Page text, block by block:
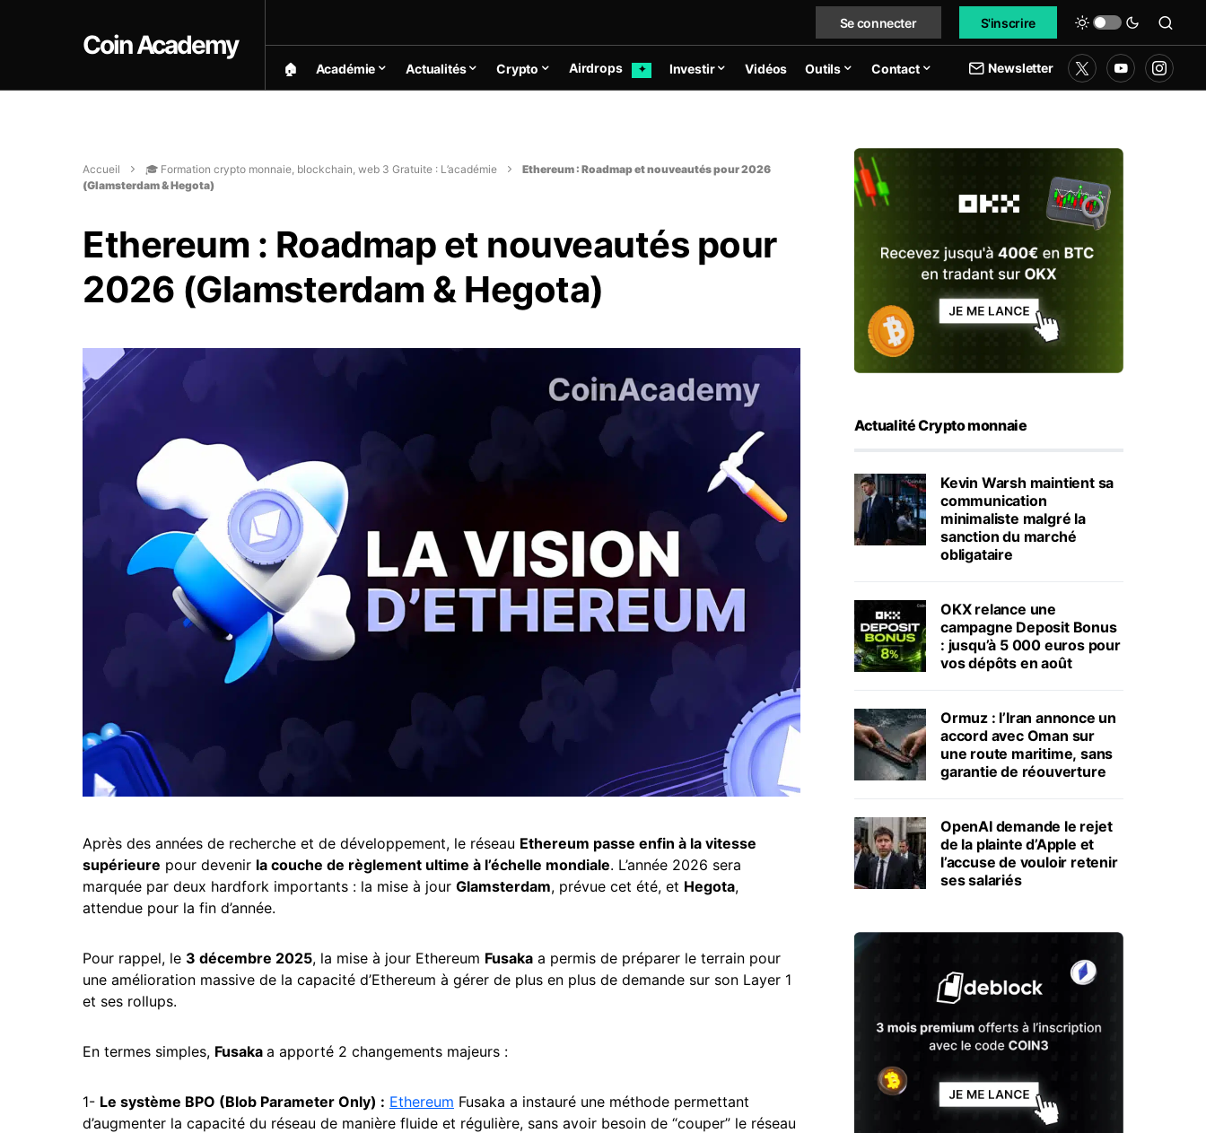
Coin Academy
Se connecter S'inscrire
🏠︎ Académie Actualités Crypto Airdrops ✦ Investir Vidéos Outils Contact Newsletter
Accueil 🎓 Formation crypto monnaie, blockchain, web 3 Gratuite : L’académie
Ethereum : Roadmap et nouveautés pour 2026
(Glamsterdam & Hegota)
Ethereum : Roadmap et nouveautés pour
2026 (Glamsterdam & Hegota)
Après des années de recherche et de développement, le réseau Ethereum passe enfin à la vitesse
supérieure pour devenir la couche de règlement ultime à l’échelle mondiale. L’année 2026 sera
marquée par deux hardfork importants : la mise à jour Glamsterdam, prévue cet été, et Hegota,
attendue pour la fin d’année.
Pour rappel, le 3 décembre 2025, la mise à jour Ethereum Fusaka a permis de préparer le terrain pour
une amélioration massive de la capacité d’Ethereum à gérer de plus en plus de demande sur son Layer 1
et ses rollups.
En termes simples, Fusaka a apporté 2 changements majeurs :
1- Le système BPO (Blob Parameter Only) : Ethereum Fusaka a instauré une méthode permettant
d’augmenter la capacité du réseau de manière fluide et régulière, sans avoir besoin de “couper” le réseau
Actualité Crypto monnaie
Kevin Warsh maintient sa
communication
minimaliste malgré la
sanction du marché
obligataire
OKX relance une
campagne Deposit Bonus
: jusqu’à 5 000 euros pour
vos dépôts en août
Ormuz : l’Iran annonce un
accord avec Oman sur
une route maritime, sans
garantie de réouverture
OpenAI demande le rejet
de la plainte d’Apple et
l’accuse de vouloir retenir
ses salariés